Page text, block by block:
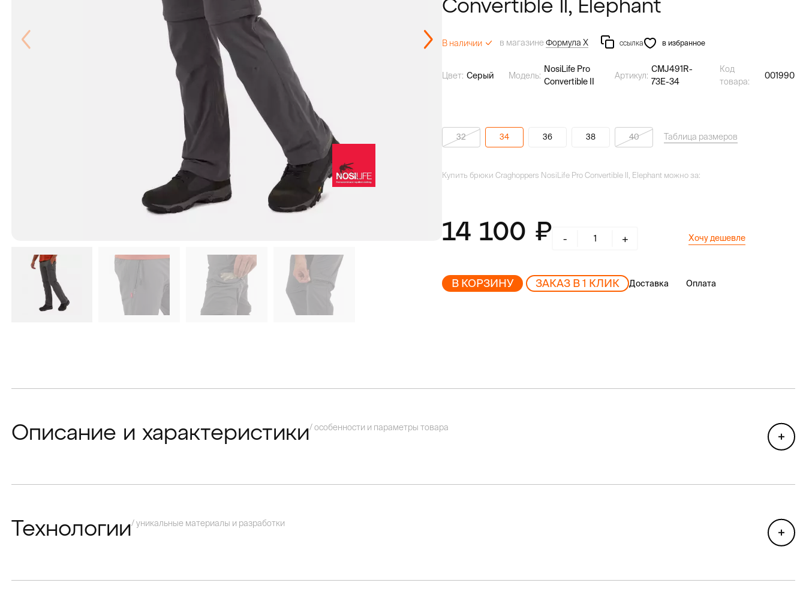
Convertible II, Elephant
В наличии в магазинеФормула Х ссылка в избранное
Цвет: Серый Модель:
NosiLife Pro
Convertible II
Артикул:
CMJ491R-
73E-34
Код
товара:
001990
32 34 36 38 40 Таблица размеров
Купить брюки Craghoppers NosiLife Pro Convertible II, Elephant можно за:
14 100 - + Хочу дешевле
В КОРЗИНУ ЗАКАЗ В 1 КЛИК Доставка Оплата
Описание и характеристики/ особенности и параметры товара
Технологии/ уникальные материалы и разработки